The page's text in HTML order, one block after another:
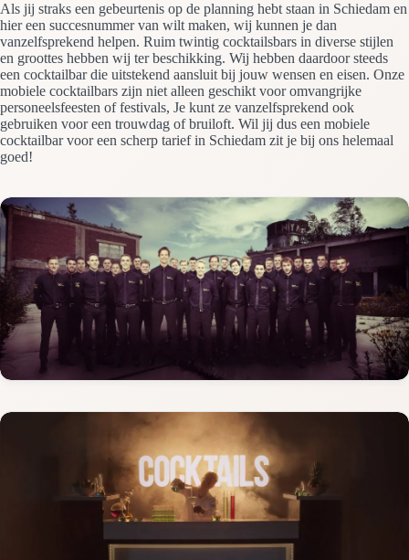
Als jij straks een gebeurtenis op de planning hebt staan in Schiedam en
hier een succesnummer van wilt maken, wij kunnen je dan
vanzelfsprekend helpen. Ruim twintig cocktailsbars in diverse stijlen
en groottes hebben wij ter beschikking. Wij hebben daardoor steeds
een cocktailbar die uitstekend aansluit bij jouw wensen en eisen. Onze
mobiele cocktailbars zijn niet alleen geschikt voor omvangrijke
personeelsfeesten of festivals, Je kunt ze vanzelfsprekend ook
gebruiken voor een trouwdag of bruiloft. Wil jij dus een mobiele
cocktailbar voor een scherp tarief in Schiedam zit je bij ons helemaal
goed!